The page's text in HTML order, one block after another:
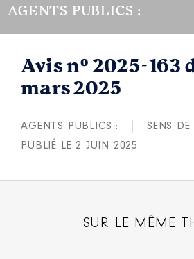
AGENTS PUBLICS :
Avis n° 2025-163
mars 2025
AGENTS PUBLICS :
SENS DE
PUBLIÉ LE 2 JUIN 2025
SUR LE MÊME